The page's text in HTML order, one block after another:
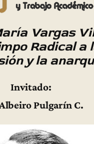
Vargas
Radical a
y la
Invitado:
Pulgarín C.